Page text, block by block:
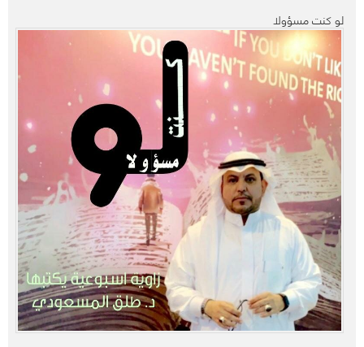
لو كنت مسؤولا